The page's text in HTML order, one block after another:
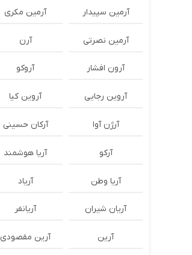
آرمین سپیدار آرمین مکری
آرمین نصرتی آرن
آرون افشار آروکو
آروین رجایی آروین کیا
آرژن آوا آرکان حسینی
آرکو آریا هوشمند
آریا وطن آریاد
آریان شیران آریانفر
آرین آرین مقصودی